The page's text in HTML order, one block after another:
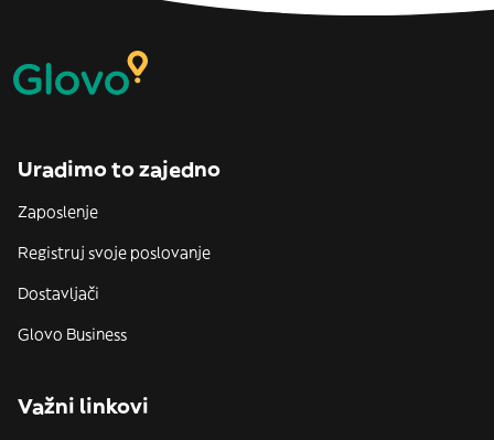
Uradimo to zajedno
Zaposlenje
Registruj svoje poslovanje
Dostavljači
Glovo Business
Važni linkovi